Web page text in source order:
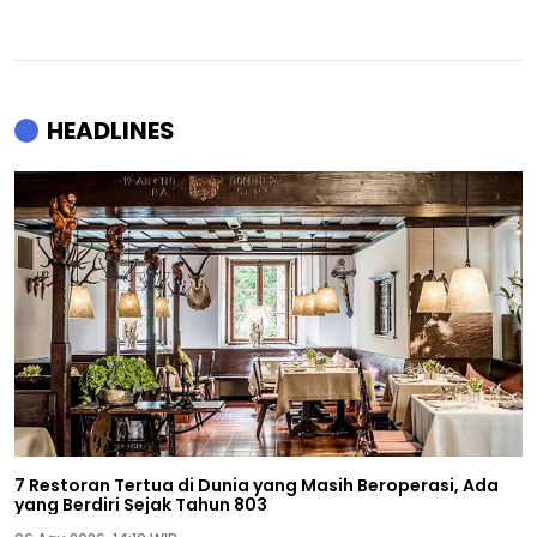
HEADLINES
7 Restoran Tertua di Dunia yang Masih Beroperasi, Ada
yang Berdiri Sejak Tahun 803